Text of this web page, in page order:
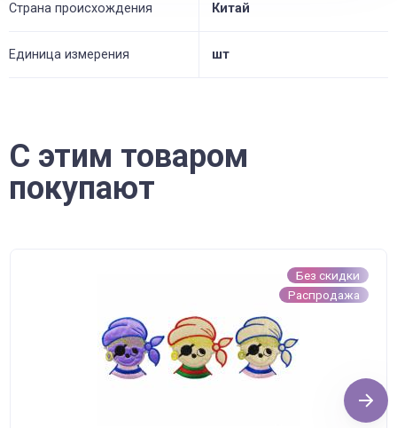
Страна происхождения Китай
Единица измерения шт
С этим товаром
покупают
Без скидки
Распродажа
Next